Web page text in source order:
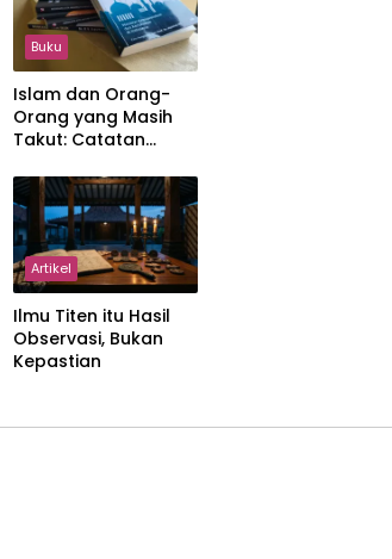
Buku
Islam dan Orang-
Orang yang Masih
Takut: Catatan
Kemajemukan, dan
Negara dalam
Pemikiran Masykuri
Abdillah
Artikel
Ilmu Titen itu Hasil
Observasi, Bukan
Kepastian